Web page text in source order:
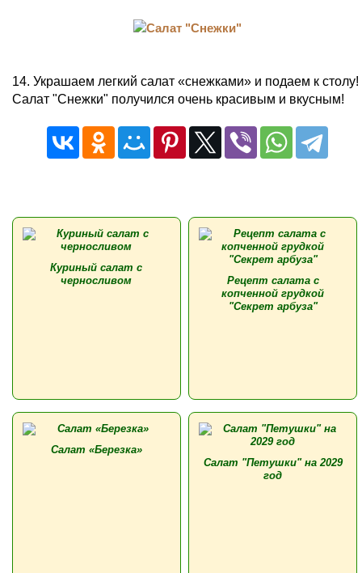
14. Украшаем легкий салат «снежками» и подаем к столу!
Салат "Снежки" получился очень красивым и вкусным!
Куриный салат с
черносливом
Рецепт салата с
копченной грудкой
"Секрет арбуза"
Салат «Березка»
Салат "Петушки" на 2029
год